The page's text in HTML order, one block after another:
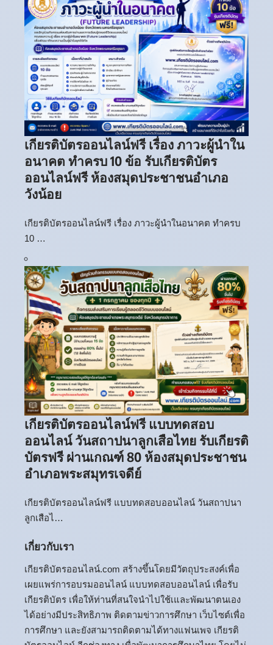
เกียรติบัตรออนไลน์ฟรี เรื่อง ภาวะผู้นำใน
อนาคต ทำครบ 10 ข้อ รับเกียรติบัตร
ออนไลน์ฟรี ห้องสมุดประชาชนอำเภอ
วังน้อย
เกียรติบัตรออนไลน์ฟรี เรื่อง ภาวะผู้นำในอนาคต ทำครบ
10 …
เกียรติบัตรออนไลน์ฟรี แบบทดสอบ
ออนไลน์ วันสถาปนาลูกเสือไทย รับเกียรติ
บัตรฟรี ผ่านเกณฑ์ 80 ห้องสมุดประชาชน
อำเภอพระสมุทรเจดีย์
เกียรติบัตรออนไลน์ฟรี แบบทดสอบออนไลน์ วันสถาปนา
ลูกเสือไ…
เกี่ยวกับเรา
เกียรติบัตรออนไลน์.com สร้างขึ้นโดยมีวัตถุประสงค์เพื่อ
เผยแพร่การอบรมออนไลน์ แบบทดสอบออนไลน์ เพื่อรับ
เกียรติบัตร เพื่อให้ท่านที่สนใจนำไปใช้เและพัฒนาตนเอง
ได้อย่างมีประสิทธิภาพ ติดตามข่าวการศึกษา เว็บไซต์เพื่อ
การศึกษา และยังสามารถติดตามได้ทางแฟนเพจ เกียรติ